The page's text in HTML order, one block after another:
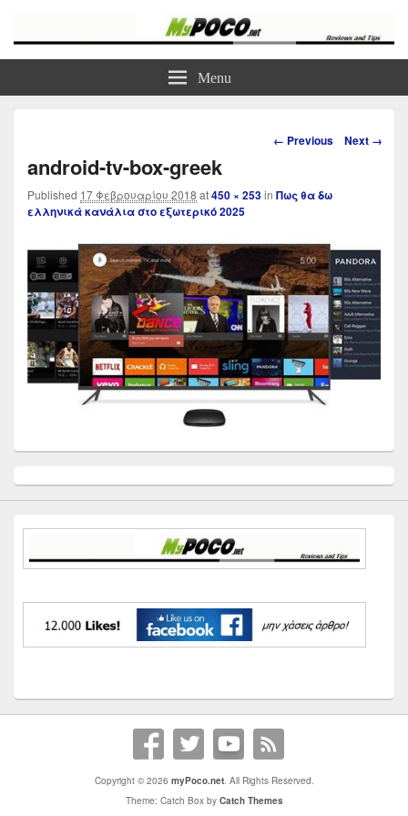
Τα καλύτερα Reviews , Συγκρίσεις , VPN , Webhosting
Menu
Image
← Previous Next →
android-tv-box-greek
Published 17 Φεβρουαρίου 2018 at450 × 253in Πως θα δω
ελληνικά κανάλια στο εξωτερικό 2025
Sidebar
Widget
Copyright © 2026 myPoco.net. All Rights Reserved.
Theme: Catch Box by Catch Themes